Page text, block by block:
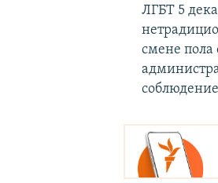
ЛГБТ 5
смене пола